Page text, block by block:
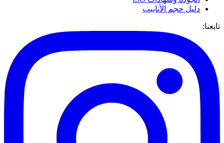
دليل حجم الأنابيب
تابعنا: